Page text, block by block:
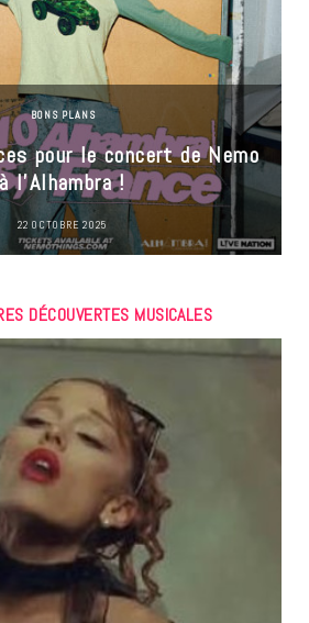
BONS PLANS
pour le concert de Nemo
à l’Alhambra !
22 OCTOBRE 2025
DÉCOUVERTES MUSICALES